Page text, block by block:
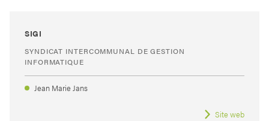
SIGI
SYNDICAT INTERCOMMUNAL DE GESTION
INFORMATIQUE
Jean Marie Jans
Site web